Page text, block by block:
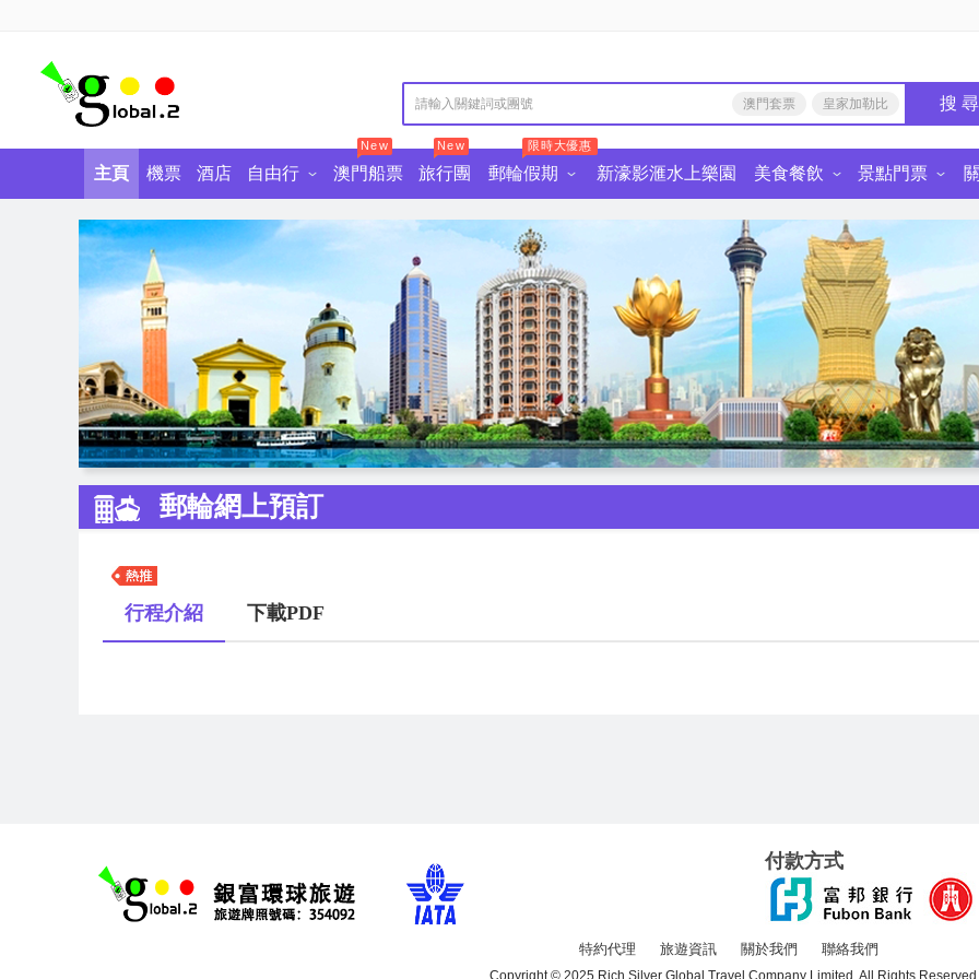
搜 尋
澳門套票 皇家加勒比
主頁 機票 酒店 自由行
澳門自由行 東南亞自由行 中國自由行 歐美澳自由行
New
澳門船票
New
旅行團
限時大優惠
郵輪假期
麗星郵輪 皇家加勒比國際遊輪 星旅遠洋郵輪 迪
新濠影滙水上樂園 美食餐飲
澳門酒店自助餐 香港酒店自助餐 美食餐飲·深圳
景點門票
澳門景點門票 香港景點門票 廣東景點門票 中國景點門票
郵輪網上預訂
行程介紹 下載PDF
付款方式
特約代理 旅遊資訊 關於我們 聯絡我們
Copyright © 2025 Rich Silver Global Travel Company Limited. All Rights Reserved.